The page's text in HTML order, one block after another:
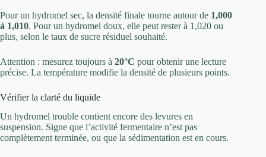
Pour un hydromel sec, la densité finale tourne autour de 1,000
à 1,010. Pour un hydromel doux, elle peut rester à 1,020 ou
plus, selon le taux de sucre résiduel souhaité.
Attention : mesurez toujours à 20°C pour obtenir une lecture
précise. La température modifie la densité de plusieurs points.
Vérifier la clarté du liquide
Un hydromel trouble contient encore des levures en
suspension. Signe que l’activité fermentaire n’est pas
complètement terminée, ou que la sédimentation est en cours.